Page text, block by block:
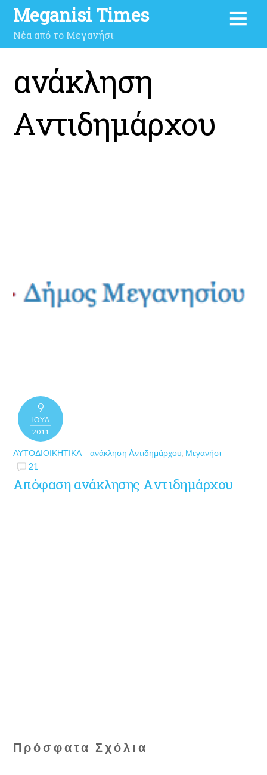
Meganisi Times
Νέα από το Μεγανήσι
ανάκληση
Aντιδημάρχου
9
ΙΟΎΛ
2011
ΑΥΤΟΔΙΟΙΚΗΤΙΚΆ ανάκληση Aντιδημάρχου, Μεγανήσι
21
Απόφαση ανάκλησης Aντιδημάρχου
Πρόσφατα Σχόλια